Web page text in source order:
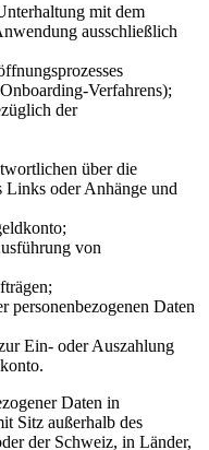
mit dem
ausschließlich
Verfahrens);
der
über die
oder Anhänge und
von
personenbezogenen Daten
Ein- oder Auszahlung
Daten in
Sitz außerhalb des
der Schweiz, in Länder,